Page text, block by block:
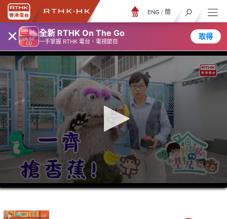
× 全新 RTHK On The Go
一手掌握 RTHK 電台、電視節目
取得
ENG / 簡
0
seconds
seconds